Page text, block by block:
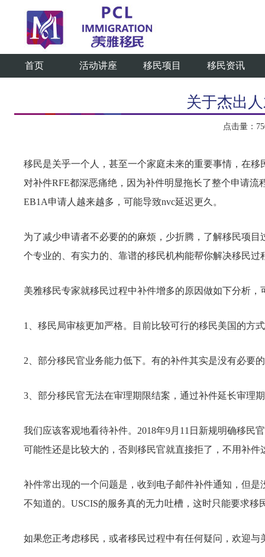
首页 活动讲座 移民项目 移民资讯
关于杰出
点击量：
移民是关乎一个人，甚至一个家庭未来的重要事情，在
对补件RFE都深恶痛绝，因为补件明显拖长了整个申请
EB1A申请人越来越多，可能导致nvc延迟更久。
为了减少申请者不必要的的麻烦，少折腾，了解移民项
个专业的、有实力的、靠谱的移民机构能帮你解决移民
美雅移民专家就移民过程中补件增多的原因做如下分析，
1、移民局审核更加严格。目前比较可行的移民美国的方
2、部分移民官业务能力低下。有的补件其实是没有必要
3、部分移民官无法在审理期限结案，通过补件延长审理
我们应该客观地看待补件。2018年9月11日新规明确移民
可能性还是比较大的，否则移民官就直接拒了，不用补件
补件常出现的一个问题是，收到电子邮件补件通知，但
不知道的。USCIS的服务真的无力吐槽，这时只能要求移
如果您正考虑移民，或者移民过程中有任何疑问，欢迎与